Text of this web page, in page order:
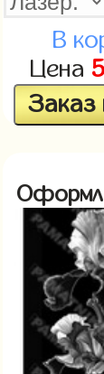
В
Цена
Заказ